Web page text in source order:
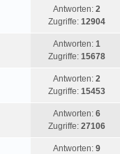
Antworten: 2
Zugriffe: 12904
Antworten: 1
Zugriffe: 15678
Antworten: 2
Zugriffe: 15453
Antworten: 6
Zugriffe: 27106
Antworten: 9